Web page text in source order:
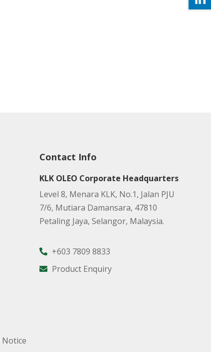
Contact Info
KLK OLEO Corporate Headquarters
Level 8, Menara KLK, No.1, Jalan PJU
7/6, Mutiara Damansara, 47810
Petaling Jaya, Selangor, Malaysia.
+603 7809 8833
Product Enquiry
Notice